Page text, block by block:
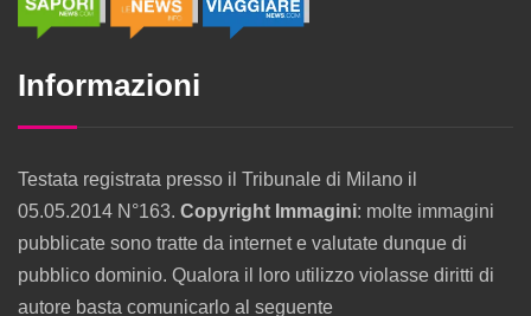
Informazioni
Testata registrata presso il Tribunale di Milano il
05.05.2014 N°163. Copyright Immagini: molte immagini
pubblicate sono tratte da internet e valutate dunque di
pubblico dominio. Qualora il loro utilizzo violasse diritti di
autore basta comunicarlo al seguente